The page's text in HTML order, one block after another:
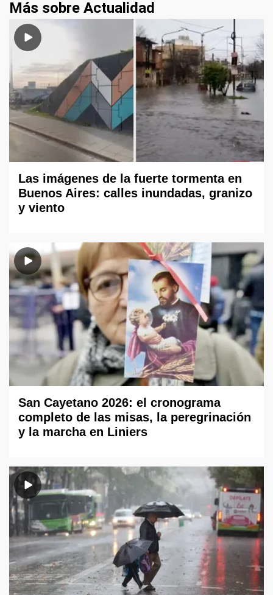
Más sobre Actualidad
Las imágenes de la fuerte tormenta en
Buenos Aires: calles inundadas, granizo
y viento
San Cayetano 2026: el cronograma
completo de las misas, la peregrinación
y la marcha en Liniers